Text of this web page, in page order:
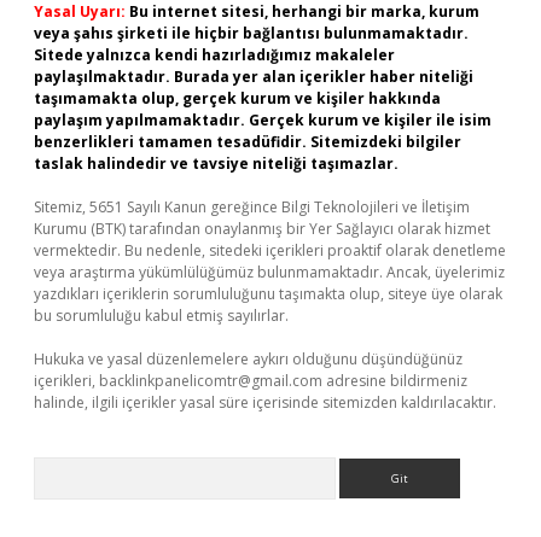
Yasal Uyarı: Bu internet sitesi, herhangi bir marka, kurum
veya şahıs şirketi ile hiçbir bağlantısı bulunmamaktadır.
Sitede yalnızca kendi hazırladığımız makaleler
paylaşılmaktadır. Burada yer alan içerikler haber niteliği
taşımamakta olup, gerçek kurum ve kişiler hakkında
paylaşım yapılmamaktadır. Gerçek kurum ve kişiler ile isim
benzerlikleri tamamen tesadüfidir. Sitemizdeki bilgiler
taslak halindedir ve tavsiye niteliği taşımazlar.
Sitemiz, 5651 Sayılı Kanun gereğince Bilgi Teknolojileri ve İletişim
Kurumu (BTK) tarafından onaylanmış bir Yer Sağlayıcı olarak hizmet
vermektedir. Bu nedenle, sitedeki içerikleri proaktif olarak denetleme
veya araştırma yükümlülüğümüz bulunmamaktadır. Ancak, üyelerimiz
yazdıkları içeriklerin sorumluluğunu taşımakta olup, siteye üye olarak
bu sorumluluğu kabul etmiş sayılırlar.
Hukuka ve yasal düzenlemelere aykırı olduğunu düşündüğünüz
içerikleri, backlinkpanelicomtr@gmail.com adresine bildirmeniz
halinde, ilgili içerikler yasal süre içerisinde sitemizden kaldırılacaktır.